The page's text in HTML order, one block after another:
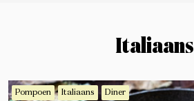
Italiaans
Pompoen Italiaans Diner